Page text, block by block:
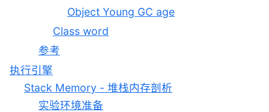
Object Young GC age
Class word
参考
执行引擎
Stack Memory - 堆栈内存剖析
实验环境准备